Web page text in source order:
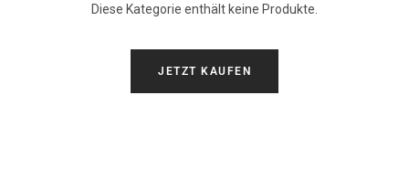
Diese Kategorie enthält keine Produkte.
JETZT KAUFEN